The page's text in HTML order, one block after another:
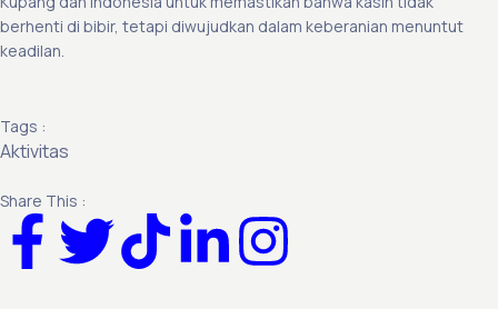
berhenti di bibir, tetapi diwujudkan dalam keberanian menuntut
keadilan.
Tags :
Aktivitas
Share This :
F T T L I